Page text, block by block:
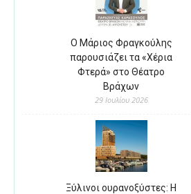
Ο Μάριος Φραγκούλης
παρουσιάζει τα «Χέρια
Φτερά» στο Θέατρο
Βράχων
29 Ιουλίου 2026
Ξύλινοι ουρανοξύστες: Η